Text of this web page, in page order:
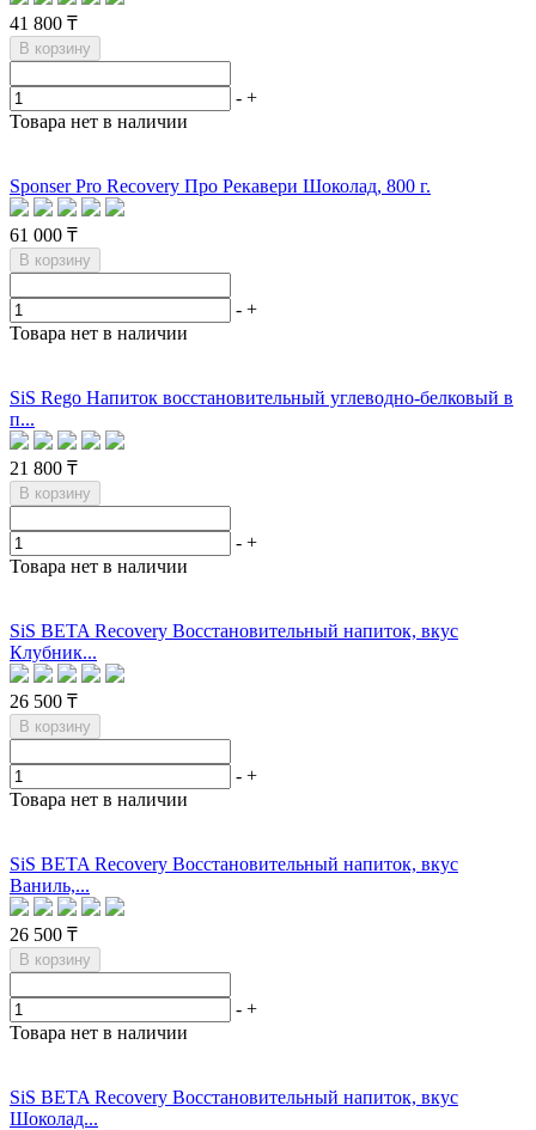
41 800 ₸
В корзину
- +
Товара нет в наличии
Sponser Pro Recovery Про Рекавери Шоколад, 800 г.
61 000 ₸
В корзину
- +
Товара нет в наличии
SiS Rego Напиток восстановительный углеводно-белковый в
п...
21 800 ₸
В корзину
- +
Товара нет в наличии
SiS BETA Recovery Восстановительный напиток, вкус
Клубник...
26 500 ₸
В корзину
- +
Товара нет в наличии
SiS BETA Recovery Восстановительный напиток, вкус
Ваниль,...
26 500 ₸
В корзину
- +
Товара нет в наличии
SiS BETA Recovery Восстановительный напиток, вкус
Шоколад...